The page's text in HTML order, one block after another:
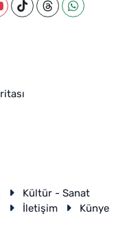
Kültür - Sanat
İletişim Künye